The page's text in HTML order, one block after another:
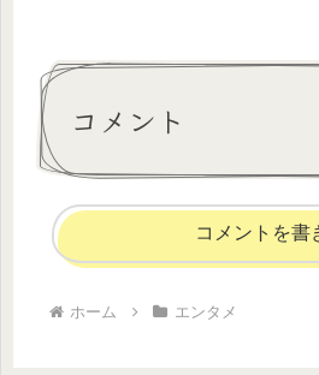
コメント
コメントを書
ホーム エンタメ